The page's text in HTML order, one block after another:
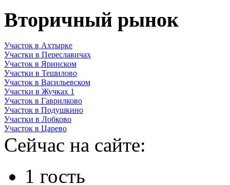
Вторичный рынок
Участок в Ахтырке
Участки в Переславичах
Участок в Яринском
Участки в Тешилово
Участок в Васильевском
Участки в Жучках 1
Участок в Гаврилково
Участок в Подушкино
Участки в Лобково
Участок в Царево
Сейчас на сайте:
1 гость